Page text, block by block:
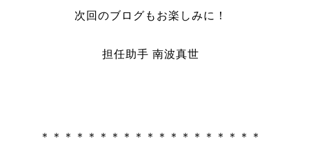
次回のブログもお楽しみに！
担任助手 南波真世
＊＊＊＊＊＊＊＊＊＊＊＊＊＊＊＊＊＊＊